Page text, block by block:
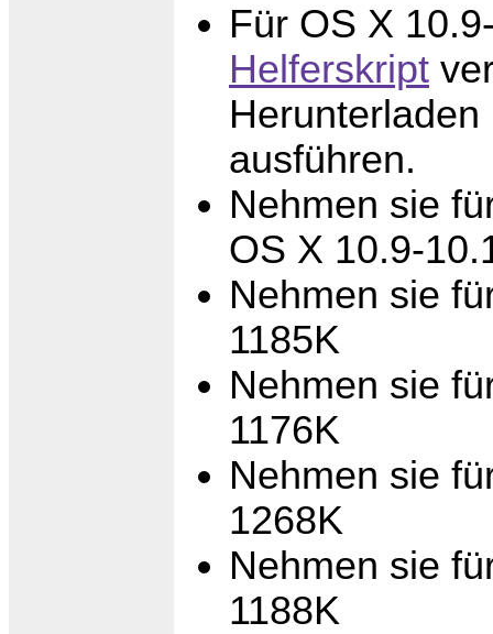
Für OS X
Helferskript
ausführen.
Nehmen sie
OS X 10.9-
Nehmen sie
1185K
Nehmen sie
1176K
Nehmen sie
1268K
Nehmen sie
1188K